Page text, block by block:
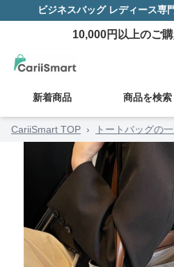
ビジネスバッグ レディース専
10,000円以上のご
新着商品 商品を検索
CariiSmart TOP › トートバッグの